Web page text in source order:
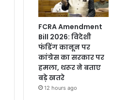
FCRA Amendment
Bill 2026: विदेशी
फंडिंग कानून पर
कांग्रेस का सरकार पर
हमला, थरूर ने बताए
बड़े खतरे
12 hours ago